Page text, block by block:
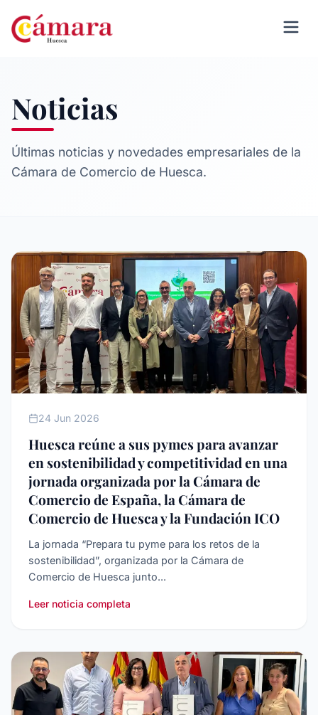
Noticias
Últimas noticias y novedades empresariales de la
Cámara de Comercio de Huesca.
24 Jun 2026
Huesca reúne a sus pymes para avanzar
en sostenibilidad y competitividad en una
jornada organizada por la Cámara de
Comercio de España, la Cámara de
Comercio de Huesca y la Fundación ICO
La jornada “Prepara tu pyme para los retos de la
sostenibilidad”, organizada por la Cámara de
Comercio de Huesca junto...
Leer noticia completa